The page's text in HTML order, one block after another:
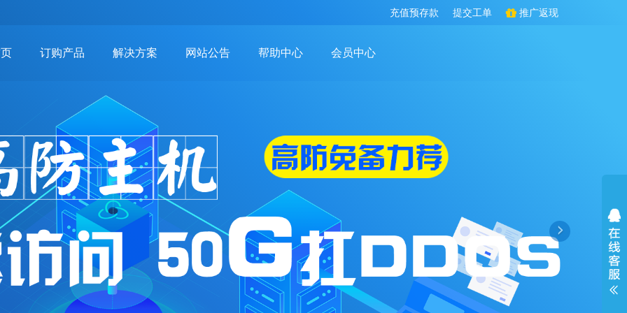
充值预存款 提交工单 推广返现
订购产品 解决方案 网站公告 帮助中心 会员中心
›